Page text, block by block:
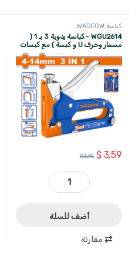
كباسة WADFOW
WGU2614 - كباسة يدوية 3 بـ 1 (
مسمار وحرف U و كبسة ) مع كبسات
$3,59
$3,95
WGU2614 - كباسة يدوية 3 بـ 1 ( مسمار وحرف U و كبسة ) مع كبسات و مسامير صناعي WADFOW quantity
أضف للسلة
مقارنة